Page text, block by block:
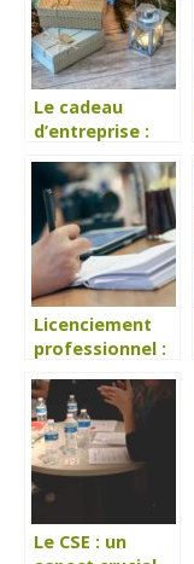
Le cadeau
d’entreprise :
novateur ?
Licenciement
professionnel :
l’outplacement
à votre salarié
Le CSE : un